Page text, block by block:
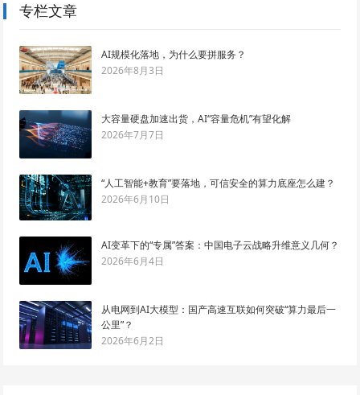
专栏文章
AI规模化落地，为什么要拼服务？
2026年8月3日
大容量硬盘加速出货，AI“容量危机”有望化解
2026年7月7日
“人工智能+教育”要落地，可信安全的算力底座怎么建？
2026年6月10日
AI变革下的“专属”答案：中国电子云战略升维意义几何？
2026年6月4日
从电网到AI大模型：国产高速互联如何突破“算力最后一
公里”？
2026年6月2日